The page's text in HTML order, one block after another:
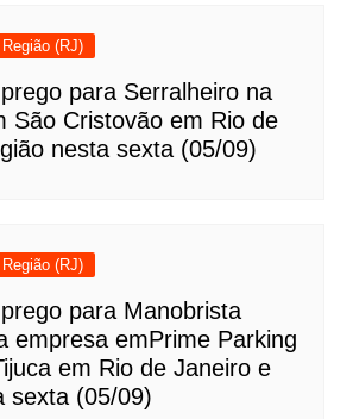
(RJ)
para Serralheiro na
São Cristovão em Rio de
nesta sexta (05/09)
(RJ)
para Manobrista
empresa emPrime Parking
em Rio de Janeiro e
sexta (05/09)